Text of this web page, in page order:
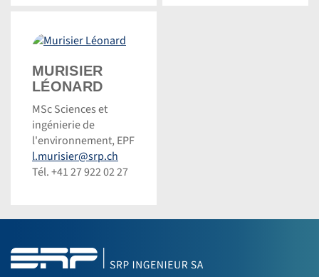
Murisier
Léonard
MURISIER
LÉONARD
MSc Sciences et
ingénierie de
l'environnement, EPF
l.murisier@srp.ch
Tél. +41 27 922 02 27